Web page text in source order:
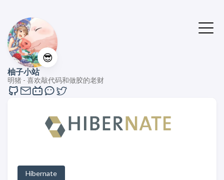
😎
柚子小站
明猪 - 喜欢敲代码和做胶的老财
Hibernate